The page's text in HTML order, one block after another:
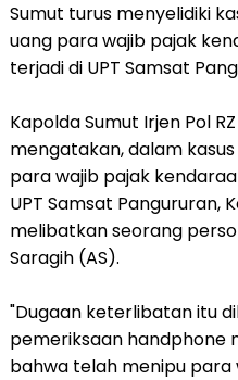
Sumut turus menyelidiki
uang para wajib pajak
terjadi di UPT Samsat
Kapolda Sumut Irjen Pol
mengatakan, dalam
para wajib pajak
UPT Samsat Pangururan,
melibatkan seorang
Saragih (AS).
"Dugaan keterlibatan itu
pemeriksaan handphone
bahwa telah menipu